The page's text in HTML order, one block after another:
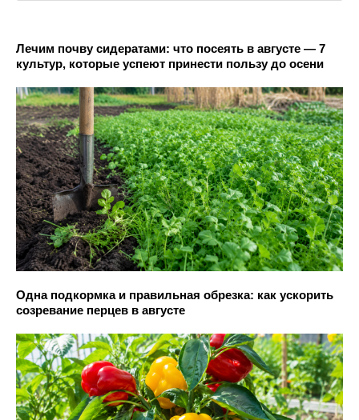
Лечим почву сидератами: что посеять в августе — 7
культур, которые успеют принести пользу до осени
Одна подкормка и правильная обрезка: как ускорить
созревание перцев в августе